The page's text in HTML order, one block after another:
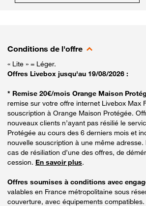
Conditions de l'offre
« Lite » = Léger.
Offres Livebox jusqu'au 19/08/2026 :
* Remise 20€/mois Orange Maison
remise sur votre offre internet Livebox Max
souscription à Orange Maison Protégée.
nouveaux clients n’ayant pas résilié le
Protégée au cours des 6 derniers mois et
nouvelle souscription à une même adresse.
cas de résiliation d’une des offres, de
cession. En savoir plus.
Offres soumises à conditions avec
valables en France métropolitaine sous
couverture, avec équipements compatibles.